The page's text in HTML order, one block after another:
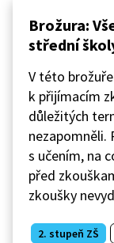
Brožura:
střední
V této
k přijímacím
důležitých
nezapomněli.
s učením, na
před
zkoušky
2. stupeň ZŠ